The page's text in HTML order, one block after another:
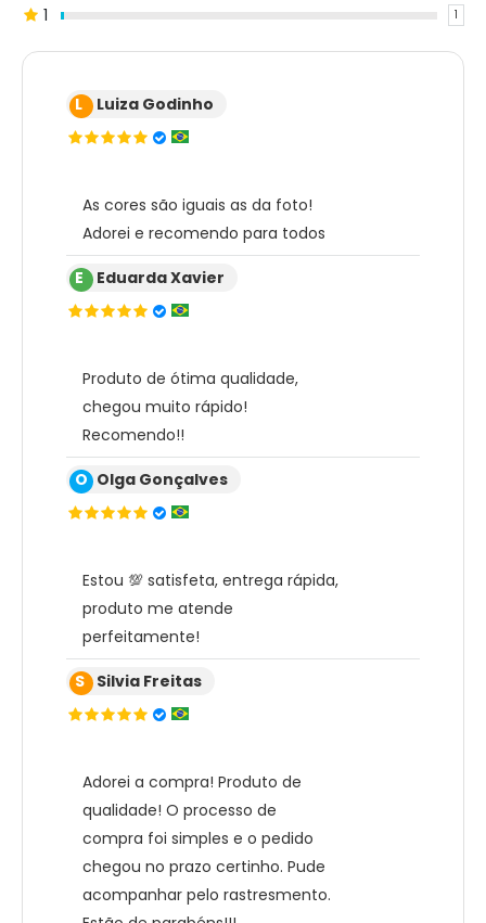
1 1
L Luiza Godinho
As cores são iguais as da foto!
Adorei e recomendo para todos
E Eduarda Xavier
Produto de ótima qualidade,
chegou muito rápido!
Recomendo!!
O Olga Gonçalves
Estou 💯 satisfeta, entrega rápida,
produto me atende
perfeitamente!
S Silvia Freitas
Adorei a compra! Produto de
qualidade! O processo de
compra foi simples e o pedido
chegou no prazo certinho. Pude
acompanhar pelo rastresmento.